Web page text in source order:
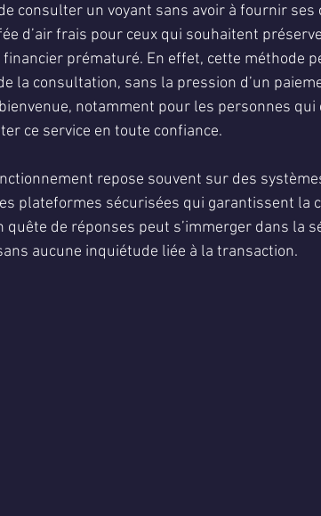
consulter un voyant sans avoir à fournir ses
d’air frais pour ceux qui souhaitent
financier prématuré. En effet, cette méthode
la consultation, sans la pression d’un
notamment pour les personnes qui
ce service en toute confiance.
repose souvent sur des
plateformes sécurisées qui garantissent la
quête de réponses peut s’immerger dans la
aucune inquiétude liée à la transaction.